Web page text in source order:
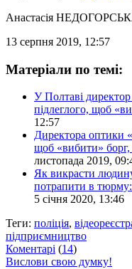
Анастасія
13 серпня 2019, 12:57
Матеріали по темі:
У Полтаві
підлеглого, щоб
12:57
Директора оптики
щоб «вибити» борг,
листопада 2019,
Як викрасти
потрапити в
5 січня 2020, 13:46
Теги: поліція,
підприємництво
Коментарі (14)
Вислови свою думку!